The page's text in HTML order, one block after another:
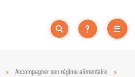
> Accompagner son régime alimentaire
>